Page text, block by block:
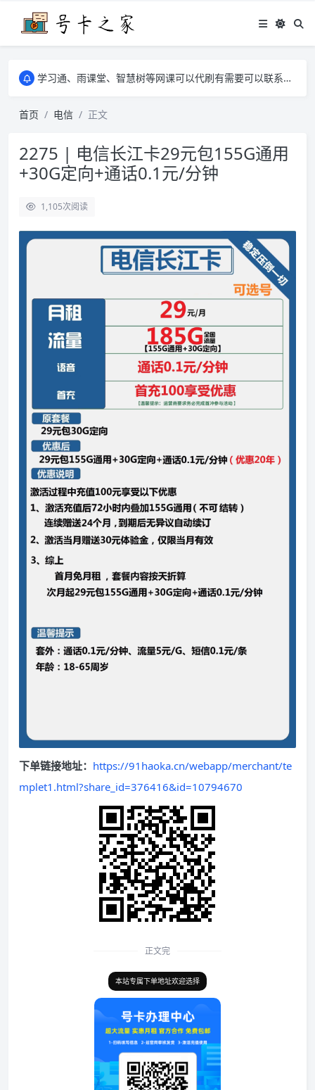
学习通、雨课堂、智慧树等网课可以代刷有需要可以联系邮箱i@tuzi.la
学习通、雨课堂、智慧树等网课可以代刷有需要可以联系邮箱i@tuzi.la
首页
电信 正文
2275 | 电信长江卡29元包155G通用
+30G定向+通话0.1元/分钟
1,105次阅读
下单链接地址： https://91haoka.cn/webapp/merchant/te
mplet1.html?share_id=376416&id=10794670
正文完
本站专属下单地址欢迎选择